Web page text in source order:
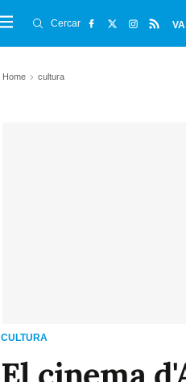
Cercar VA
Home cultura
CULTURA